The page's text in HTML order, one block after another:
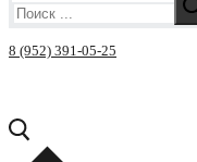
8 (952) 391-05-25